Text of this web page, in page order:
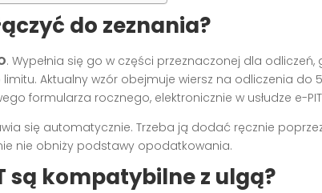
do zeznania?
. Wypełnia się go w części przeznaczonej dla odliczeń,
Aktualny wzór obejmuje wiersz na odliczenia do
formularza rocznego, elektronicznie w usłudze e-
się automatycznie. Trzeba ją dodać ręcznie
nie obniży podstawy opodatkowania.
są kompatybilne z ulgą?